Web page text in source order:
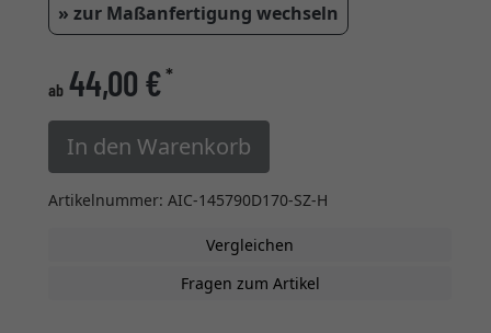
» zur Maßanfertigung wechseln
ab 44,00 €*
In den Warenkorb
Artikelnummer: AIC-145790D170-SZ-H
Vergleichen
Fragen zum Artikel